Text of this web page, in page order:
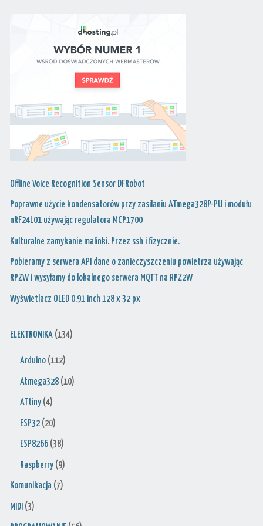
TRANSISTOR"
Offline Voice Recognition Sensor DFRobot
Poprawne użycie kondensatorów przy zasilaniu ATmega328P-PU i modułu
nRF24L01 używając regulatora MCP1700
Kulturalne zamykanie malinki. Przez ssh i fizycznie.
Pobieramy z serwera API dane o zanieczyszczeniu powietrza używając
RPZW i wysyłamy do lokalnego serwera MQTT na RPZ2W
Wyświetlacz OLED 0.91 inch 128 x 32 px
ELEKTRONIKA (134)
Arduino (112)
Atmega328 (10)
ATtiny (4)
ESP32 (20)
ESP8266 (38)
Raspberry (9)
Komunikacja (7)
MIDI (3)